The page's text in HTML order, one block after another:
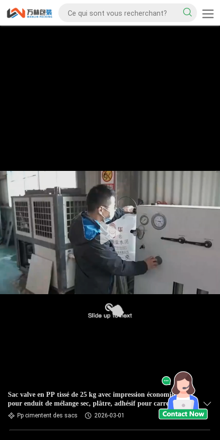
Sac valve en PP tissé de 25 kg avec impression économique
pour enduit de mélange sec, plâtre, adhésif pour carrelage,
mortier, chape, coulis
Pp cimentent des sacs 2026-03-01